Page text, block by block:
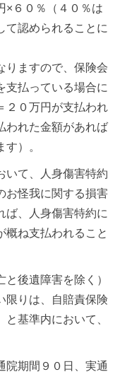
×６０％（４０％は
て認められることに
りますので、保険会
支払っている場合に
２０万円が支払われ
われた金額があれば
）。
いて、人身傷害特約
お怪我に関する損害
ば、人身傷害特約に
概ね支払われること
後遺障害を除く）
限りは、自賠責保険
基準内において、
院期間９０日、実通